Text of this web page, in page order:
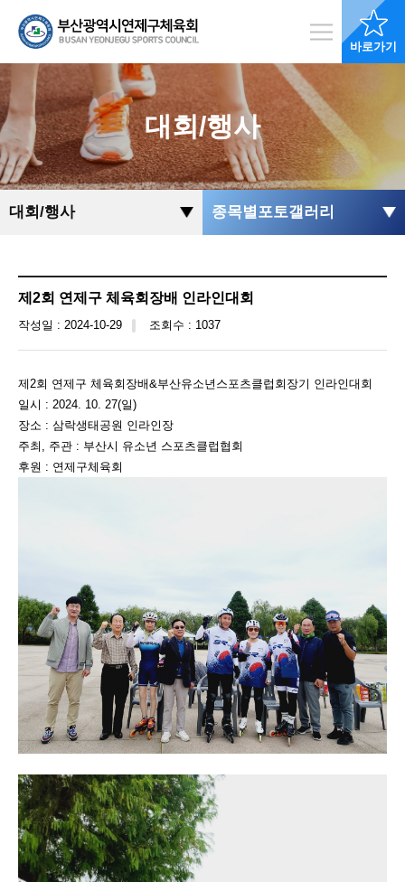
바로가기
대회/행사
대회/행사 종목별포토갤러리
제2회 연제구 체육회장배 인라인대회
작성일 : 2024-10-29 조회수 : 1037
제2회 연제구 체육회장배&부산유소년스포츠클럽회장기 인라인대회
일시 : 2024. 10. 27(일)
장소 : 삼락생태공원 인라인장
주최, 주관 : 부산시 유소년 스포츠클럽협회
후원 : 연제구체육회